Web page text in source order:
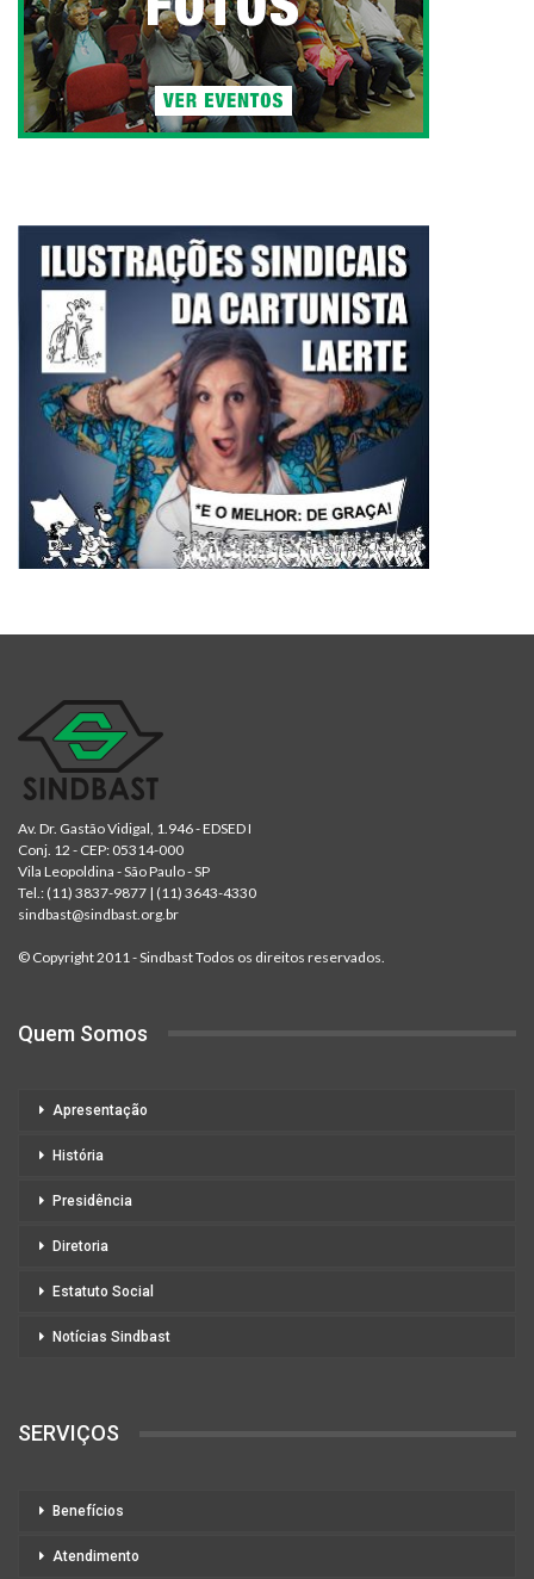
Av. Dr. Gastão Vidigal, 1.946 - EDSED I
Conj. 12 - CEP: 05314-000
Vila Leopoldina - São Paulo - SP
Tel.: (11) 3837-9877 | (11) 3643-4330
sindbast@sindbast.org.br
© Copyright 2011 - Sindbast Todos os direitos reservados.
Quem Somos
Apresentação
História
Presidência
Diretoria
Estatuto Social
Notícias Sindbast
SERVIÇOS
Benefícios
Atendimento